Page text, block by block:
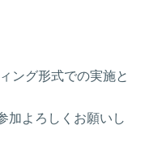
ング形式での実施と
加よろしくお願いし